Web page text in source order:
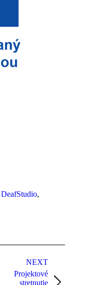
DeafStudio,
NEXT
Projektové
stretnutie